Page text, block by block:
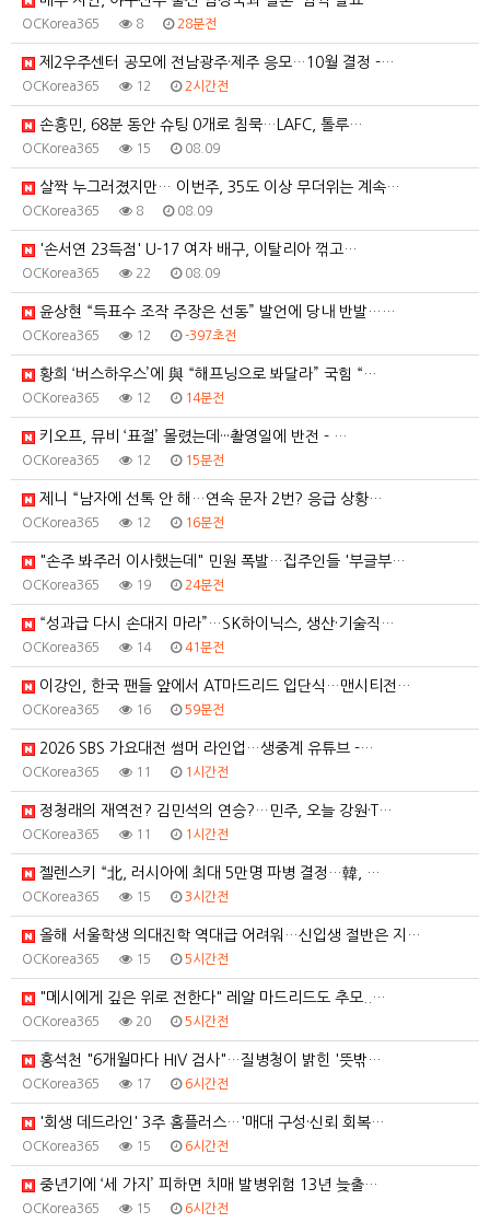
OCKorea365 8 28분전
제2우주센터 공모에 전남광주·제주 응모…10월 결정 -…
OCKorea365 12 2시간전
손흥민, 68분 동안 슈팅 0개로 침묵…LAFC, 톨루…
OCKorea365 15 08.09
살짝 누그러졌지만… 이번주, 35도 이상 무더위는 계속…
OCKorea365 8 08.09
'손서연 23득점' U-17 여자 배구, 이탈리아 꺾고…
OCKorea365 22 08.09
윤상현 “득표수 조작 주장은 선동” 발언에 당내 반발……
OCKorea365 12 -397초전
황희 ‘버스하우스’에 與 “해프닝으로 봐달라” 국힘 “…
OCKorea365 12 14분전
키오프, 뮤비 ‘표절’ 몰렸는데···촬영일에 반전 - …
OCKorea365 12 15분전
제니 “남자에 선톡 안 해…연속 문자 2번? 응급 상황…
OCKorea365 12 16분전
"손주 봐주러 이사했는데" 민원 폭발…집주인들 '부글부…
OCKorea365 19 24분전
“성과급 다시 손대지 마라”…SK하이닉스, 생산·기술직…
OCKorea365 14 41분전
이강인, 한국 팬들 앞에서 AT마드리드 입단식…맨시티전…
OCKorea365 16 59분전
2026 SBS 가요대전 썸머 라인업…생중계 유튜브 -…
OCKorea365 11 1시간전
정청래의 재역전? 김민석의 연승?…민주, 오늘 강원·T…
OCKorea365 11 1시간전
젤렌스키 “北, 러시아에 최대 5만명 파병 결정…韓, …
OCKorea365 15 3시간전
올해 서울학생 의대진학 역대급 어려워…신입생 절반은 지…
OCKorea365 15 5시간전
"메시에게 깊은 위로 전한다" 레알 마드리드도 추모..…
OCKorea365 20 5시간전
홍석천 "6개월마다 HIV 검사"…질병청이 밝힌 '뜻밖…
OCKorea365 17 6시간전
'회생 데드라인' 3주 홈플러스…'매대 구성·신뢰 회복…
OCKorea365 15 6시간전
중년기에 ‘세 가지’ 피하면 치매 발병위험 13년 늦출…
OCKorea365 15 6시간전